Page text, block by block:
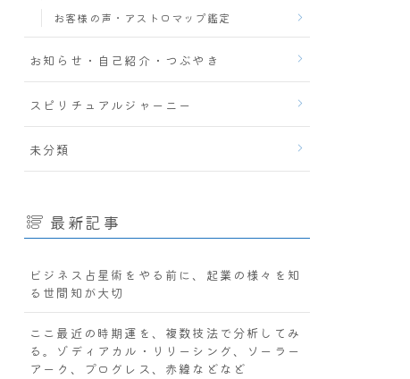
お客様の声・アストロマップ鑑定
お知らせ・自己紹介・つぶやき
スピリチュアルジャーニー
未分類
最新記事
ビジネス占星術をやる前に、起業の様々を知
る世間知が大切
ここ最近の時期運を、複数技法で分析してみ
る。ゾディアカル・リリーシング、ソーラー
アーク、プログレス、赤緯などなど